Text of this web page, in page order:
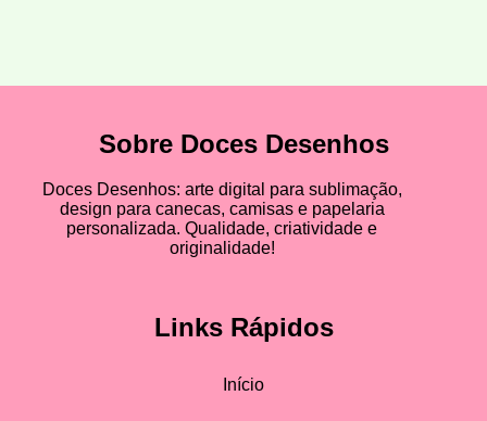
Sobre Doces Desenhos
Doces Desenhos: arte digital para sublimação,
design para canecas, camisas e papelaria
personalizada. Qualidade, criatividade e
originalidade!
Links Rápidos
Início